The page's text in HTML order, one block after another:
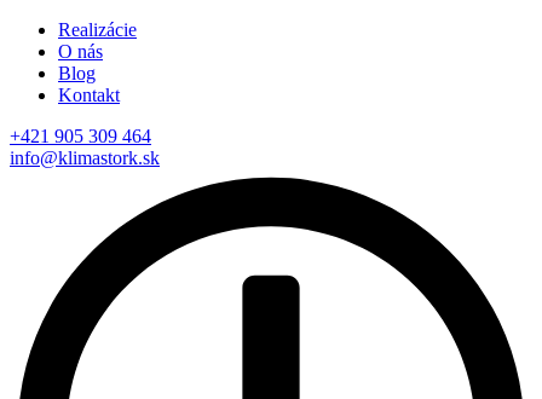
Realizácie
O nás
Blog
Kontakt
+421 905 309 464
info@klimastork.sk